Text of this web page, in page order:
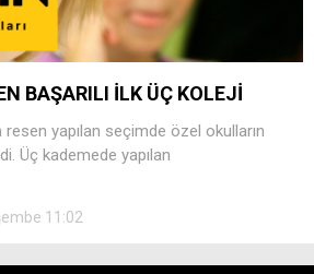
BAŞARILI İLK ÜÇ KOLEJİ
resen yapılan seçimde özel okulların
Üç kademede yapılan
11:02